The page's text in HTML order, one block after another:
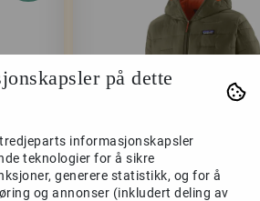
på dette
informasjonskapsler
teknologier for å sikre
generere statistikk, og for å
og annonser (inkludert deling av